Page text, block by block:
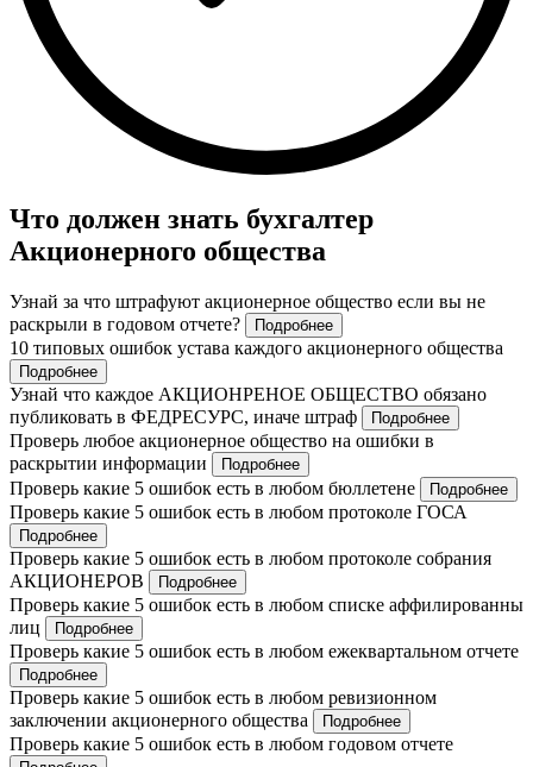
Что должен знать бухгалтер
Акционерного общества
Узнай за что штрафуют акционерное общество если вы не
раскрыли в годовом отчете?
Подробнее
10 типовых ошибок устава каждого акционерного общества
Подробнее
Узнай что каждое АКЦИОНРЕНОЕ ОБЩЕСТВО обязано
публиковать в ФЕДРЕСУРС, иначе штраф
Подробнее
Проверь любое акционерное общество на ошибки в
раскрытии информации
Подробнее
Проверь какие 5 ошибок есть в любом бюллетене Подробнее
Проверь какие 5 ошибок есть в любом протоколе ГОСА
Подробнее
Проверь какие 5 ошибок есть в любом протоколе собрания
АКЦИОНЕРОВ
Подробнее
Проверь какие 5 ошибок есть в любом списке аффилированны
лиц
Подробнее
Проверь какие 5 ошибок есть в любом ежеквартальном отчете
Подробнее
Проверь какие 5 ошибок есть в любом ревизионном
заключении акционерного общества
Подробнее
Проверь какие 5 ошибок есть в любом годовом отчете